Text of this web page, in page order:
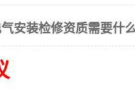
安装检修资质需要什